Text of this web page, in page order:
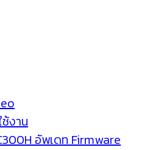
งาน
อัพเดท Firmware